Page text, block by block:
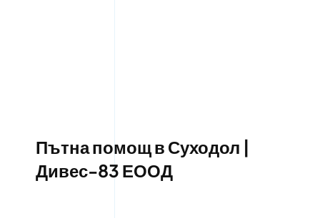
Пътна помощ в Суходол |
Дивес-83 ЕООД